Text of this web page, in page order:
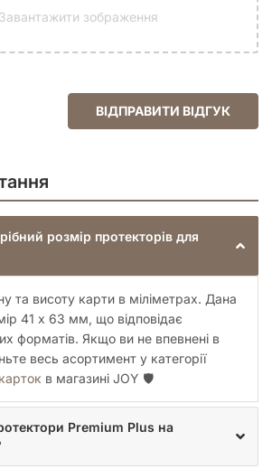
зображення
ВІДПРАВИТИ ВІДГУК
розмір протекторів для
та висоту карти в міліметрах. Дана
41 x 63 мм, що відповідає
форматів. Якщо ви не впевнені в
весь асортимент у категорії
в магазині JOY 🛡️
Premium Plus на